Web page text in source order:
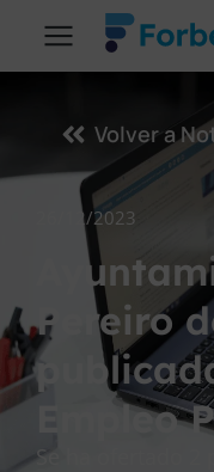
Volver a
26/12/2023
Pereiro
Empleo
Se ha ofertado 2